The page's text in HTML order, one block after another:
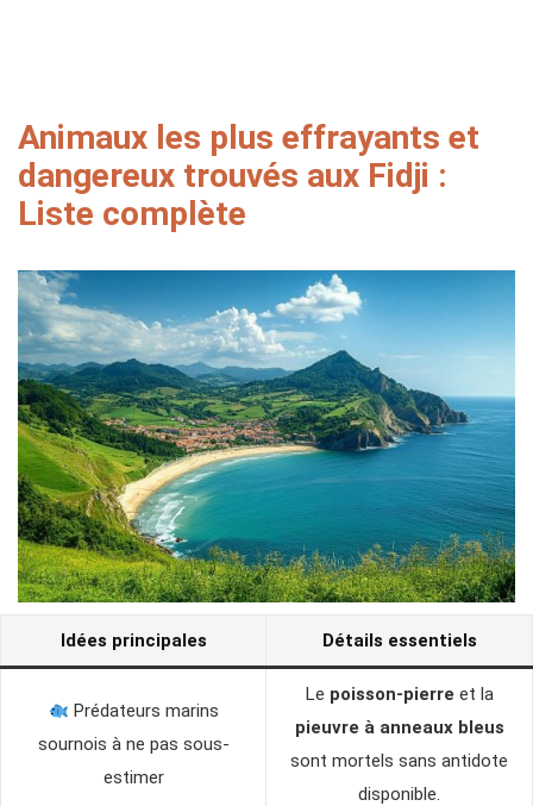
Animaux les plus effrayants et
dangereux trouvés aux Fidji :
Liste complète
Idées principales Détails essentiels
Prédateurs marins
sournois à ne pas sous-
estimer
Le poisson-pierre et la
pieuvre à anneaux bleus
sont mortels sans antidote
disponible.